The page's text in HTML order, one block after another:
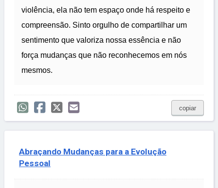
violência, ela não tem espaço onde há respeito e
compreensão. Sinto orgulho de compartilhar um
sentimento que valoriza nossa essência e não
força mudanças que não reconhecemos em nós
mesmos.
copiar
Abraçando Mudanças para a Evolução
Pessoal